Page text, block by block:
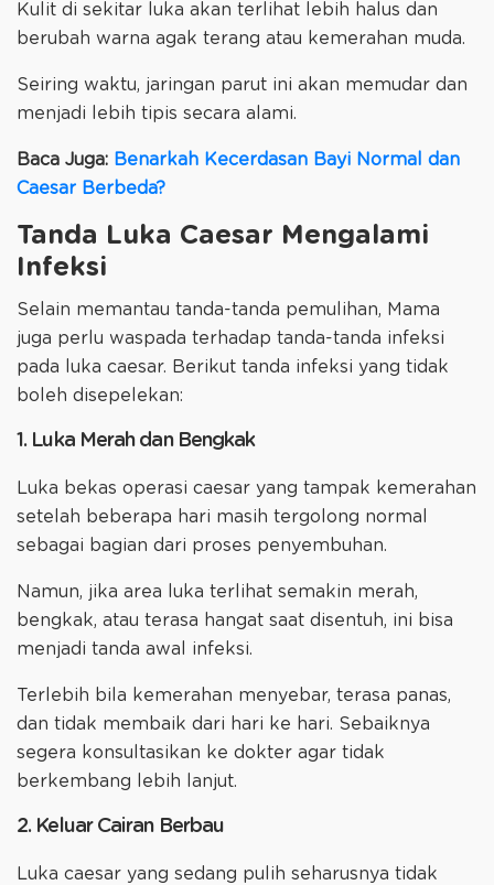
Kulit di sekitar luka akan terlihat lebih halus dan
berubah warna agak terang atau kemerahan muda.
Seiring waktu, jaringan parut ini akan memudar dan
menjadi lebih tipis secara alami.
Baca Juga: Benarkah Kecerdasan Bayi Normal dan
Caesar Berbeda?
Tanda Luka Caesar Mengalami
Infeksi
Selain memantau tanda-tanda pemulihan, Mama
juga perlu waspada terhadap tanda-tanda infeksi
pada luka caesar. Berikut tanda infeksi yang tidak
boleh disepelekan:
1. Luka Merah dan Bengkak
Luka bekas operasi caesar yang tampak kemerahan
setelah beberapa hari masih tergolong normal
sebagai bagian dari proses penyembuhan.
Namun, jika area luka terlihat semakin merah,
bengkak, atau terasa hangat saat disentuh, ini bisa
menjadi tanda awal infeksi.
Terlebih bila kemerahan menyebar, terasa panas,
dan tidak membaik dari hari ke hari. Sebaiknya
segera konsultasikan ke dokter agar tidak
berkembang lebih lanjut.
2. Keluar Cairan Berbau
Luka caesar yang sedang pulih seharusnya tidak